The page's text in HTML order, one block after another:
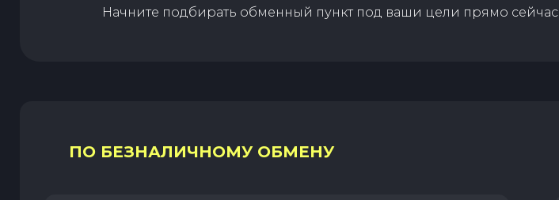
Начните подбирать обменный пункт под ваши цели прямо сейчас,
ПО БЕЗНАЛИЧНОМУ ОБМЕНУ